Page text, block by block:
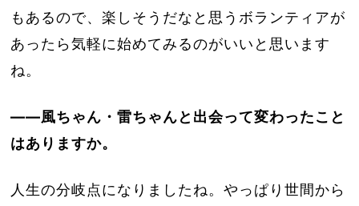
もあるので、楽しそうだなと思うボランティアが
あったら気軽に始めてみるのがいいと思います
ね。
――風ちゃん・雷ちゃんと出会って変わったこと
はありますか。
人生の分岐点になりましたね。やっぱり世間から